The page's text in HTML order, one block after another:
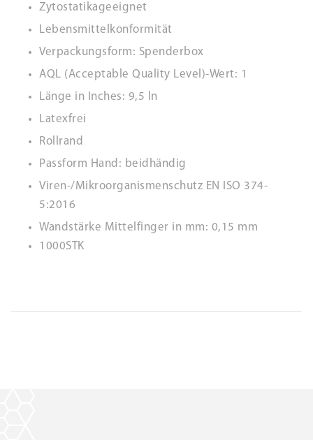
Zytostatikageeignet
Lebensmittelkonformität
Verpackungsform: Spenderbox
AQL (Acceptable Quality Level)-Wert: 1
Länge in Inches: 9,5 ln
Latexfrei
Rollrand
Passform Hand: beidhändig
Viren-/Mikroorganismenschutz EN ISO 374-
5:2016
Wandstärke Mittelfinger in mm: 0,15 mm
1000STK